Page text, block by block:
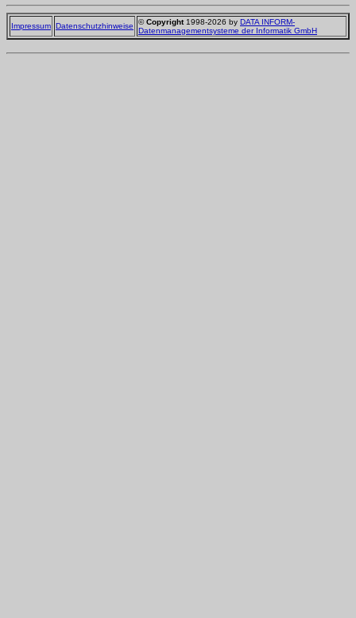
Impressum Datenschutzhinweise ©Copyright1998-2026 by DATA INFORM-
Datenmanagementsysteme der Informatik GmbH